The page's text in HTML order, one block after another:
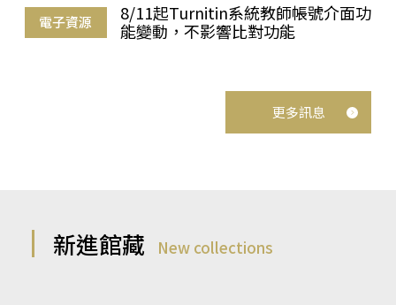
電子資源
8/11起Turnitin系統教師帳號介面功
能變動，不影響比對功能
更多訊息
新進館藏 New collections